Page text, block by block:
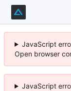
JavaScript
Open browser
JavaScript